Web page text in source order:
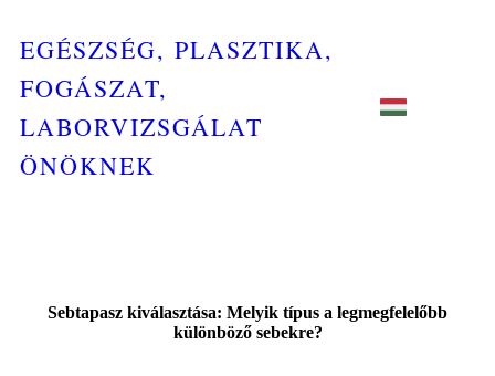
EGÉSZSÉG, PLASZTIKA,
FOGÁSZAT,
LABORVIZSGÁLAT
ÖNÖKNEK
Sebtapasz kiválasztása: Melyik típus a legmegfelelőbb
különböző sebekre?